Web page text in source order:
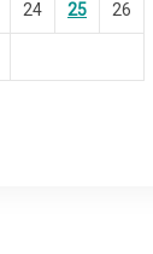
24 25 26